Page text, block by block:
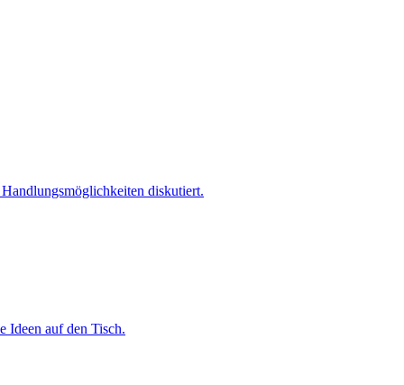
diskutiert.
Ideen auf den Tisch.